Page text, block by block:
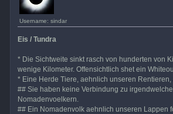
Username: sindar
Eis / Tundra
* Die Sichtweite sinkt rasch von hunderten von
wenige Kilometer. Offensichtlich shet ein
* Eine Herde Tiere, aehnlich unseren Rentieren,
## Sie haben keine Verbindung zu
Nomadenvoelkern.
## Ein Nomadenvolk aehnlich unseren Lappen